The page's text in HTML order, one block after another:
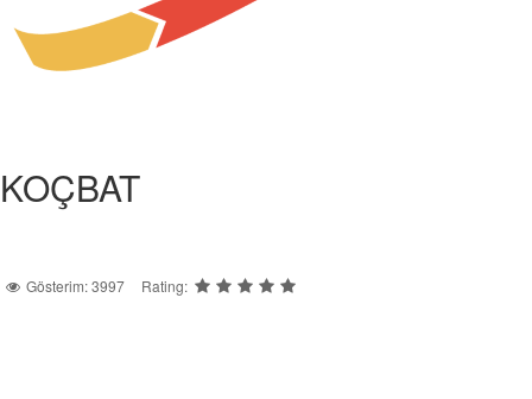
KOÇBAT
Gösterim: 3997 Rating: